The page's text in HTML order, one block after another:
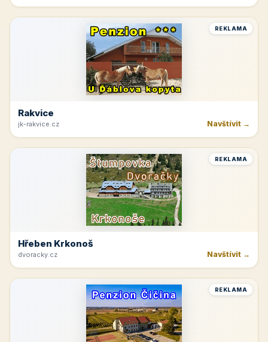
REKLAMA
Rakvice
jk-rakvice.cz Navštívit →
REKLAMA
Hřeben Krkonoš
dvoracky.cz Navštívit →
REKLAMA